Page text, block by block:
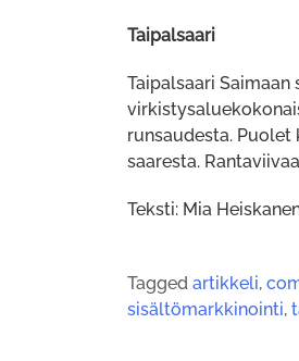
Taipalsaari
Taipalsaari
runsaudesta.
saaresta.
Teksti: Mia
Tagged artikkeli,
sisältömarkkinointi,